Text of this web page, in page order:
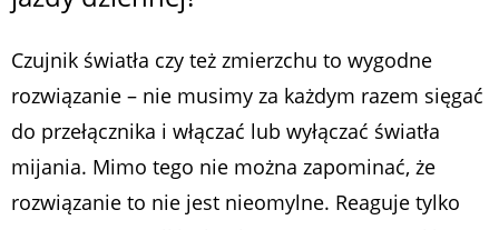
Czujnik światła czy też zmierzchu to wygodne
rozwiązanie – nie musimy za każdym razem sięgać
do przełącznika i włączać lub wyłączać światła
mijania. Mimo tego nie można zapominać, że
rozwiązanie to nie jest nieomylne. Reaguje tylko